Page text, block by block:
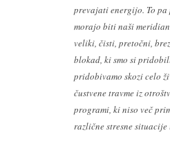
prevajati energijo. To pa
morajo biti naši
veliki, čisti, pretočni,
blokad, ki smo si
pridobivamo skozi celo
čustvene travme iz
programi, ki niso več
različne stresne situacije